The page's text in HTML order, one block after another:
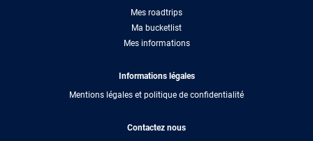
Mes roadtrips
Ma bucketlist
Mes informations
Informations légales
Mentions légales et politique de confidentialité
Contactez nous